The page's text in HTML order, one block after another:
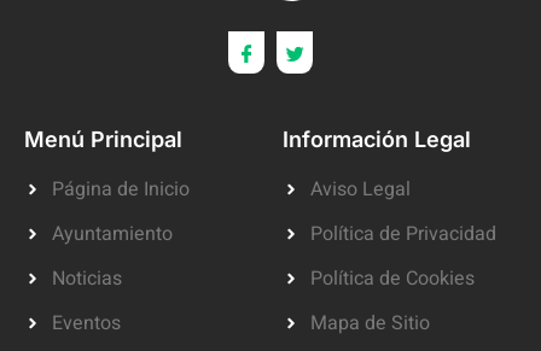
Menú Principal
Página de Inicio
Ayuntamiento
Noticias
Eventos
Información Legal
Aviso Legal
Política de Privacidad
Política de Cookies
Mapa de Sitio